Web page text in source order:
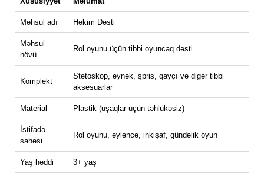
Məhsul adı Həkim Dəsti
Məhsul
növü
Rol oyunu üçün tibbi oyuncaq dəsti
Komplekt
Stetoskop, eynək, şpris, qayçı və digər tibbi
aksesuarlar
Material Plastik (uşaqlar üçün təhlükəsiz)
İstifadə
sahəsi
Rol oyunu, əyləncə, inkişaf, gündəlik oyun
Yaş həddi 3+ yaş